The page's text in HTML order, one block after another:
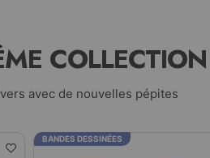
COLLECTION
avec de nouvelles pépites
BANDES DESSINÉES